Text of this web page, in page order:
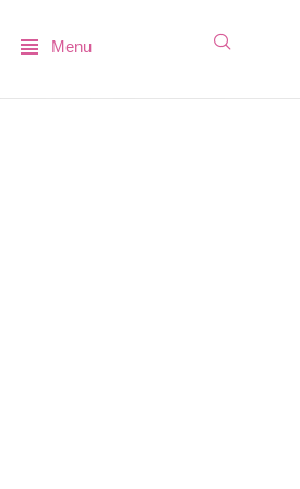
Menu